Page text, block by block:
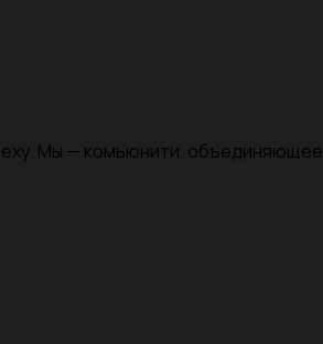
Мы — комьюнити, объединяющее